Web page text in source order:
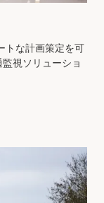
トな計画策定を可
視ソリューショ